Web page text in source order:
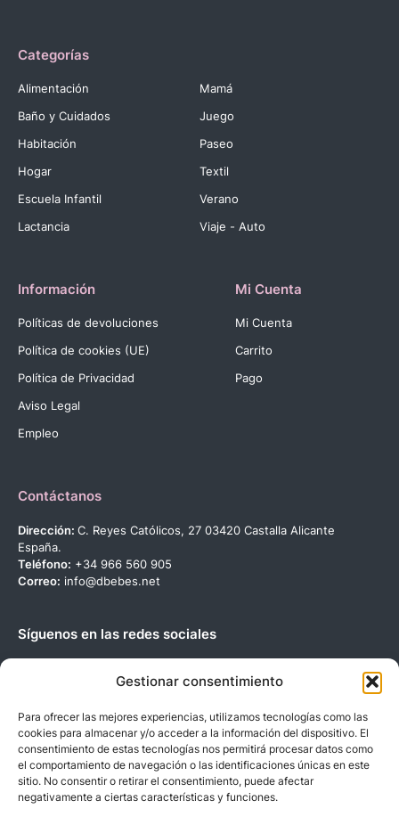
Gestionar consentimiento
Para ofrecer las mejores experiencias, utilizamos tecnologías como las
cookies para almacenar y/o acceder a la información del dispositivo. El
consentimiento de estas tecnologías nos permitirá procesar datos como
el comportamiento de navegación o las identificaciones únicas en este
sitio. No consentir o retirar el consentimiento, puede afectar
negativamente a ciertas características y funciones.
Categorías
Alimentación
Baño y Cuidados
Habitación
Hogar
Escuela Infantil
Lactancia
Mamá
Juego
Paseo
Textil
Verano
Viaje - Auto
Información
Políticas de devoluciones
Política de cookies (UE)
Política de Privacidad
Aviso Legal
Empleo
Mi Cuenta
Mi Cuenta
Carrito
Pago
Contáctanos
Dirección: C. Reyes Católicos, 27 03420 Castalla Alicante
España.
Teléfono: +34 966 560 905
Correo: info@dbebes.net
Síguenos en las redes sociales
Copyright © 2023 D’BeBe’S. Todos los derechos reservados.